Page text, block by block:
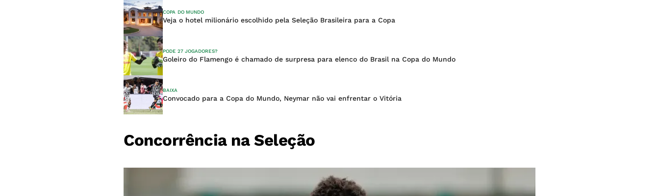
COPA DO MUNDO
Veja o hotel milionário escolhido pela Seleção Brasileira para a Copa
PODE 27 JOGADORES?
Goleiro do Flamengo é chamado de surpresa para elenco do Brasil na Copa do Mundo
BAIXA
Convocado para a Copa do Mundo, Neymar não vai enfrentar o Vitória
Concorrência na Seleção